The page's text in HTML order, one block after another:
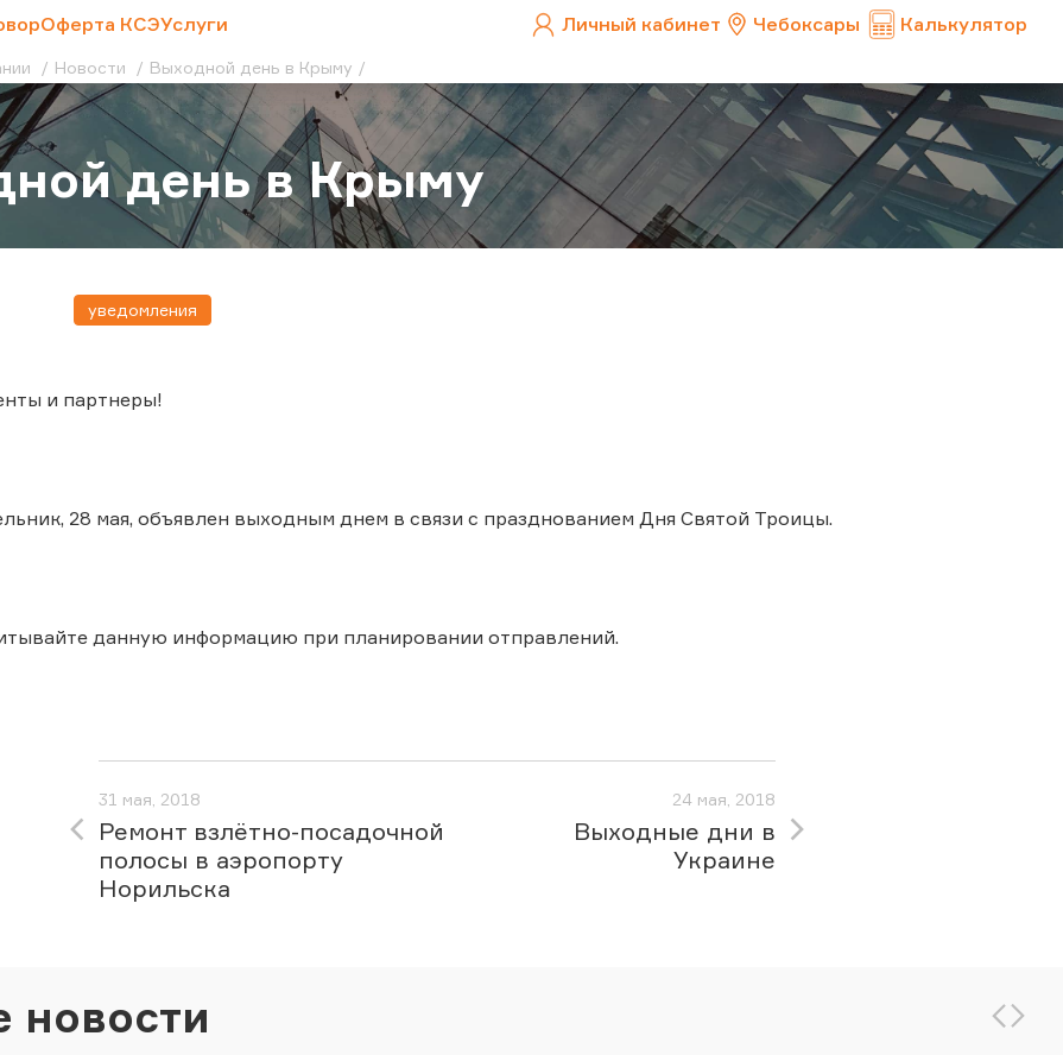
Оферта КСЭУслуги Личный кабинет Чебоксары Калькулятор
Новости Выходной день в Крыму
день в Крыму
уведомления
и партнеры!
28 мая, объявлен выходным днем в связи с празднованием Дня Святой Троицы.
данную информацию при планировании отправлений.
31 мая, 2018
Ремонт взлётно-посадочной
полосы в аэропорту
Норильска
24 мая, 2018
Выходные дни в
Украине
новости